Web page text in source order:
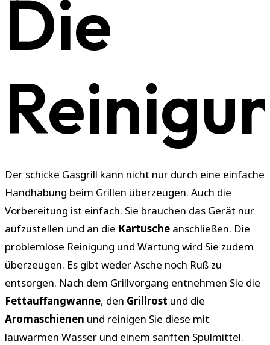
Die
Der schicke Gasgrill kann nicht nur durch eine einfache
Handhabung beim Grillen überzeugen. Auch die
Vorbereitung ist einfach. Sie brauchen das Gerät nur
aufzustellen und an die Kartusche anschließen. Die
problemlose Reinigung und Wartung wird Sie zudem
überzeugen. Es gibt weder Asche noch Ruß zu
entsorgen. Nach dem Grillvorgang entnehmen Sie die
Fettauffangwanne, den Grillrost und die
Aromaschienen und reinigen Sie diese mit
lauwarmen Wasser und einem sanften Spülmittel.